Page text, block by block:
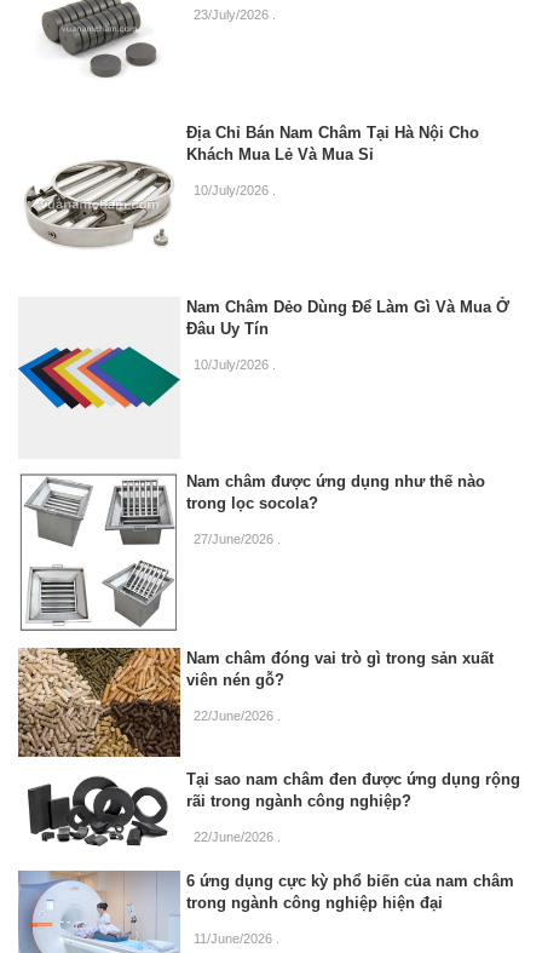
23/July/2026
Địa Chỉ Bán Nam Châm Tại Hà Nội Cho
Khách Mua Lẻ Và Mua Sỉ
10/July/2026
Nam Châm Dẻo Dùng Để Làm Gì Và Mua Ở
Đâu Uy Tín
10/July/2026
Nam châm được ứng dụng như thế nào
trong lọc socola?
27/June/2026
Nam châm đóng vai trò gì trong sản xuất
viên nén gỗ?
22/June/2026
Tại sao nam châm đen được ứng dụng rộng
rãi trong ngành công nghiệp?
22/June/2026
6 ứng dụng cực kỳ phổ biến của nam châm
trong ngành công nghiệp hiện đại
11/June/2026